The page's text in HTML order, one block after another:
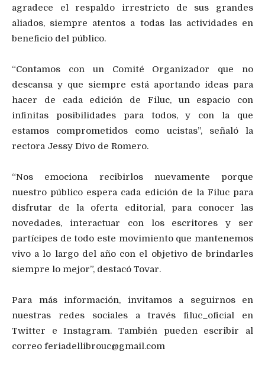
agradece el respaldo irrestricto de sus grandes
aliados, siempre atentos a todas las actividades en
beneficio del público.
“Contamos con un Comité Organizador que no
descansa y que siempre está aportando ideas para
hacer de cada edición de Filuc, un espacio con
infinitas posibilidades para todos, y con la que
estamos comprometidos como ucistas”, señaló la
rectora Jessy Divo de Romero.
“Nos emociona recibirlos nuevamente porque
nuestro público espera cada edición de la Filuc para
disfrutar de la oferta editorial, para conocer las
novedades, interactuar con los escritores y ser
partícipes de todo este movimiento que mantenemos
vivo a lo largo del año con el objetivo de brindarles
siempre lo mejor”, destacó Tovar.
Para más información, invitamos a seguirnos en
nuestras redes sociales a través filuc_oficial en
Twitter e Instagram. También pueden escribir al
correo feriadellibrouc@gmail.com